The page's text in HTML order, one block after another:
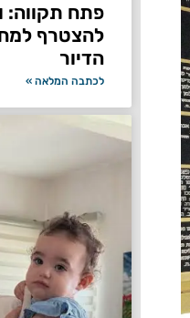
פתח תקווה:
להצטרף
הדיור
לכתבה המלאה »